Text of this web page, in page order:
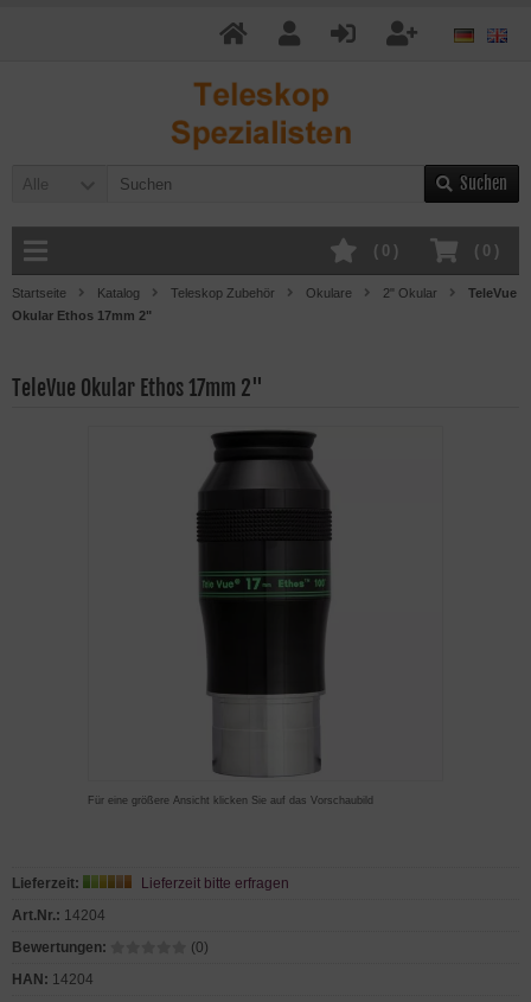
Alle Suchen
( 0 )
( 0 )
Startseite Katalog Teleskop Zubehör Okulare 2" Okular
TeleVue
Okular Ethos 17mm 2"
TeleVue Okular Ethos 17mm 2"
Für eine größere Ansicht klicken Sie auf das Vorschaubild
Lieferzeit:
Lieferzeit bitte erfragen
Art.Nr.: 14204
Bewertungen:
(0)
HAN: 14204